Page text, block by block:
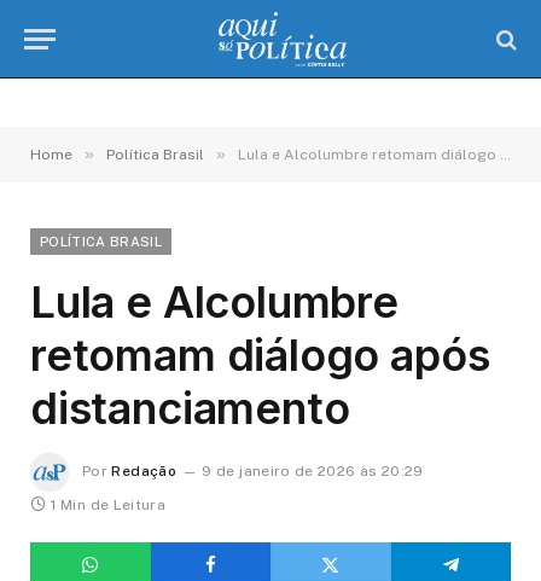
Home » Política Brasil » Lula e Alcolumbre retomam diálogo após distanciamento
POLÍTICA BRASIL
Lula e Alcolumbre
retomam diálogo após
distanciamento
Por Redação
9 de janeiro de 2026 às 20:29
1 Min de Leitura